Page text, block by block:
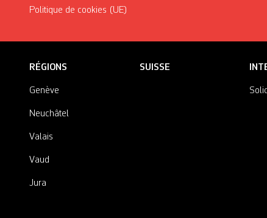
Politique de cookies (UE)
RÉGIONS
Genève
Neuchâtel
Valais
Vaud
Jura
SUISSE